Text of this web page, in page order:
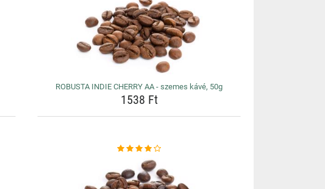
ROBUSTA INDIE CHERRY AA - szemes kávé, 50g
1538 Ft